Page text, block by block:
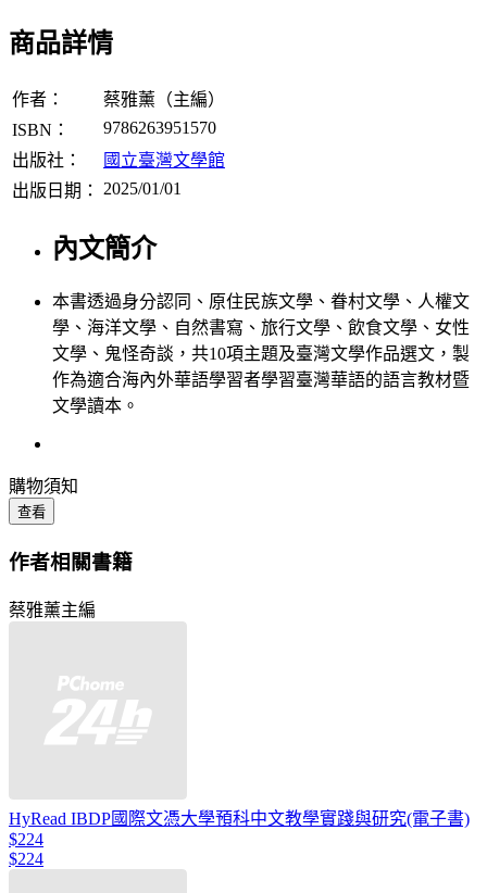
商品詳情
作者：
蔡雅薰（主編）
ISBN：
9786263951570
出版社：
國立臺灣文學館
出版日期：
2025/01/01
內文簡介
本書透過身分認同、原住民族文學、眷村文學、人權文
學、海洋文學、自然書寫、旅行文學、飲食文學、女性
文學、鬼怪奇談，共10項主題及臺灣文學作品選文，製
作為適合海內外華語學習者學習臺灣華語的語言教材暨
文學讀本。
購物須知
查看
作者相關書籍
蔡雅薰主編
HyRead IBDP國際文憑大學預科中文教學實踐與研究(電子書)
$224
$224